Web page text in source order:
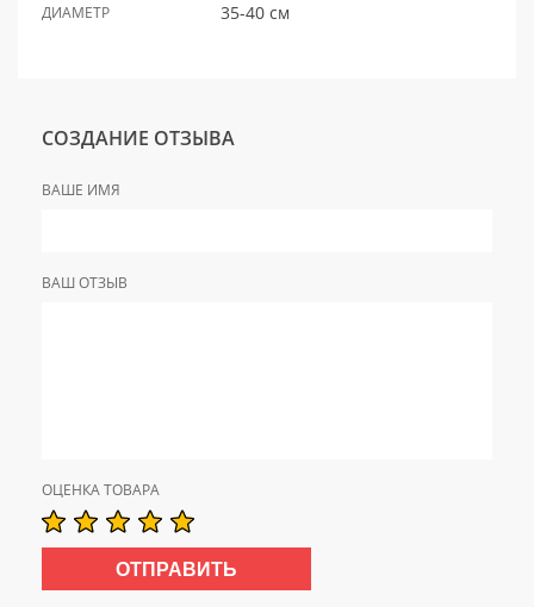
ДИАМЕТР 35-40 см
СОЗДАНИЕ ОТЗЫВА
ВАШЕ ИМЯ
ВАШ ОТЗЫВ
ОЦЕНКА ТОВАРА